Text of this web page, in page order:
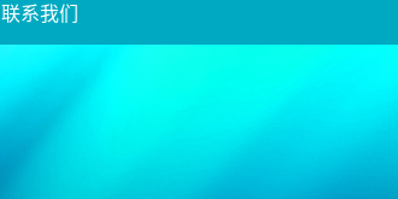
联系我们